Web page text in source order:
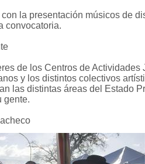
la presentación músicos de
convocatoria.
de los Centros de Actividades
y los distintos colectivos
las distintas áreas del Estado
gente.